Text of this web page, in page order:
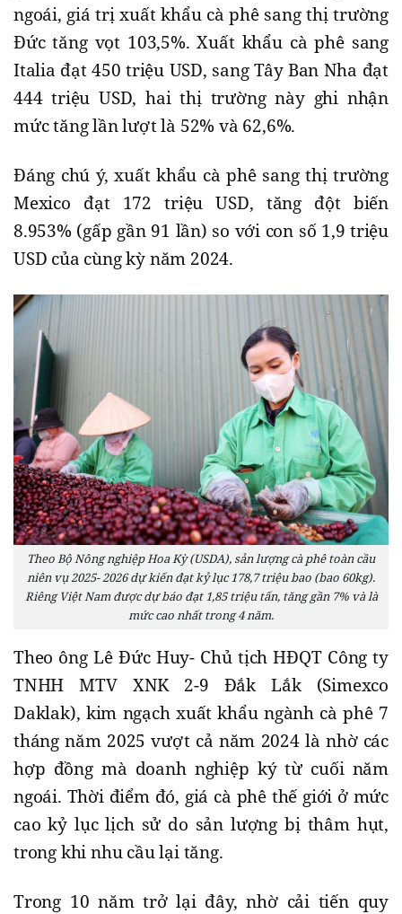
ngoái, giá trị xuất khẩu cà phê sang thị trường
Đức tăng vọt 103,5%. Xuất khẩu cà phê sang
Italia đạt 450 triệu USD, sang Tây Ban Nha đạt
444 triệu USD, hai thị trường này ghi nhận
mức tăng lần lượt là 52% và 62,6%.
Đáng chú ý, xuất khẩu cà phê sang thị trường
Mexico đạt 172 triệu USD, tăng đột biến
8.953% (gấp gần 91 lần) so với con số 1,9 triệu
USD của cùng kỳ năm 2024.
Theo Bộ Nông nghiệp Hoa Kỳ (USDA), sản lượng cà phê toàn cầu
niên vụ 2025- 2026 dự kiến đạt kỷ lục 178,7 triệu bao (bao 60kg).
Riêng Việt Nam được dự báo đạt 1,85 triệu tấn, tăng gần 7% và là
mức cao nhất trong 4 năm.
Theo ông Lê Đức Huy- Chủ tịch HĐQT Công ty
TNHH MTV XNK 2-9 Đắk Lắk (Simexco
Daklak), kim ngạch xuất khẩu ngành cà phê 7
tháng năm 2025 vượt cả năm 2024 là nhờ các
hợp đồng mà doanh nghiệp ký từ cuối năm
ngoái. Thời điểm đó, giá cà phê thế giới ở mức
cao kỷ lục lịch sử do sản lượng bị thâm hụt,
trong khi nhu cầu lại tăng.
Trong 10 năm trở lại đây, nhờ cải tiến quy